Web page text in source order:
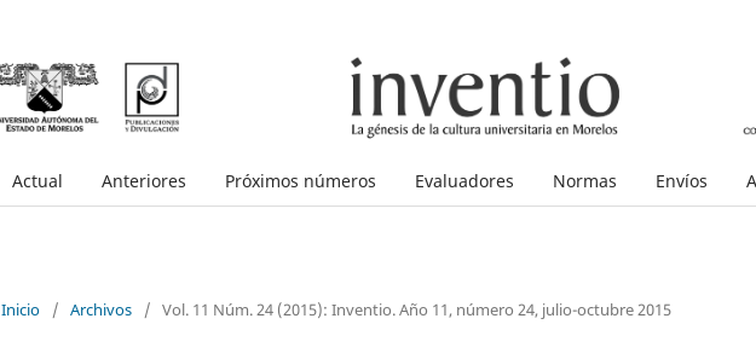
Actual Anteriores Próximos números Evaluadores Normas Envíos
Inicio / Archivos / Vol. 11 Núm. 24 (2015): Inventio. Año 11, número 24, julio-octubre 2015